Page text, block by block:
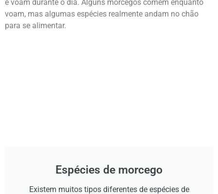
e voam durante o dia. Alguns morcegos comem enquanto
voam, mas algumas espécies realmente andam no chão
para se alimentar.
Espécies de morcego
Existem muitos tipos diferentes de espécies de